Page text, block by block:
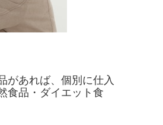
があれば、個別に仕入
食品・ダイエット食